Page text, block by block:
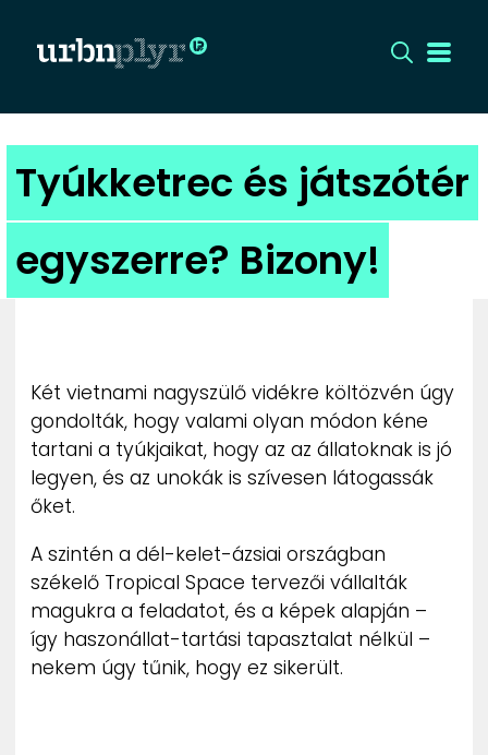
CÍMLAP
DIZÁJN
DIVAT
KULT
UTCA
MÉDIAAJÁNLAT
IMPRESSZUM
PR-ARCHÍVUM
ADATKEZELÉSI TÁJÉKOZTATÓ
Tyúkketrec és játszótér
egyszerre? Bizony!
Két vietnami nagyszülő vidékre költözvén úgy
gondolták, hogy valami olyan módon kéne
tartani a tyúkjaikat, hogy az az állatoknak is jó
legyen, és az unokák is szívesen látogassák
őket.
A szintén a dél-kelet-ázsiai országban
székelő Tropical Space tervezői vállalták
magukra a feladatot, és a képek alapján –
így haszonállat-tartási tapasztalat nélkül –
nekem úgy tűnik, hogy ez sikerült.